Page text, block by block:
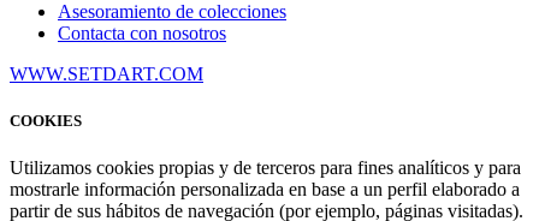
Asesoramiento de colecciones
Contacta con nosotros
WWW.SETDART.COM
COOKIES
Utilizamos cookies propias y de terceros para fines analíticos y para
mostrarle información personalizada en base a un perfil elaborado a
partir de sus hábitos de navegación (por ejemplo, páginas visitadas).